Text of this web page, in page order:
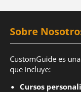
Sobre
CustomGuide es
que incluye:
Cursos